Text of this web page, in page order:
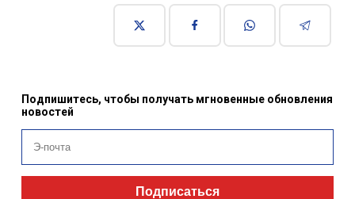
Подпишитесь, чтобы получать мгновенные обновления
новостей
Подписаться